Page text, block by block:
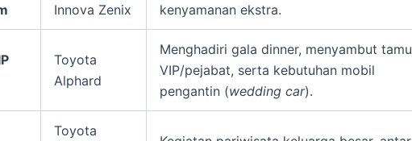
Innova Zenix
kenyamanan ekstra.
Toyota
Alphard
Menghadiri gala dinner, menyambut tamu
VIP/pejabat, serta kebutuhan mobil
pengantin (wedding car).
Toyota